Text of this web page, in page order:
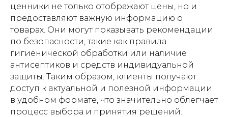
ценники не только отображают цены, но и
предоставляют важную информацию о
товарах. Они могут показывать рекомендации
по безопасности, такие как правила
гигиенической обработки или наличие
антисептиков и средств индивидуальной
защиты. Таким образом, клиенты получают
доступ к актуальной и полезной информации
в удобном формате, что значительно облегчает
процесс выбора и принятия решений.